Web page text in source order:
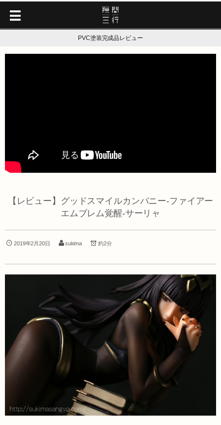
PVC塗装完成品レビュー
【レビュー】グッドスマイルカンパニー-ファイアー
エムブレム覚醒-サーリャ
2019年2月20日 sukima 約2分